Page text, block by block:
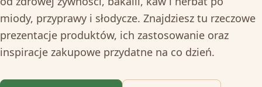
miody, przyprawy i słodycze. Znajdziesz tu rzeczowe
prezentacje produktów, ich zastosowanie oraz
inspiracje zakupowe przydatne na co dzień.